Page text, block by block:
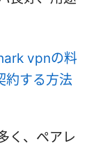
vpnの料
約する方法
く、ペアレ